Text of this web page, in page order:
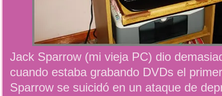
Jack Sparrow (mi vieja PC) dio
cuando estaba grabando DVDs el
Sparrow se suicidó en un ataque de